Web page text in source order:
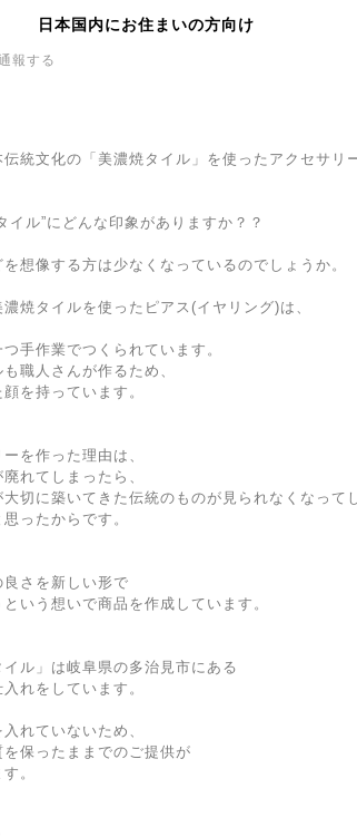
日本国内にお住まいの方向け
報する
伝統文化の「美濃焼タイル」を使ったアクセサリ
イル”にどんな印象がありますか？？
想像する方は少なくなっているのでしょうか。
焼タイルを使ったピアス(イヤリング)は、
手作業でつくられています。
職人さんが作るため、
を持っています。
を作った理由は、
れてしまったら、
切に築いてきた伝統のものが見られなくなって
ったからです。
さを新しい形で
いう想いで商品を作成しています。
ル」は岐阜県の多治見市にある
れをしています。
れていないため、
保ったままでのご提供が
。